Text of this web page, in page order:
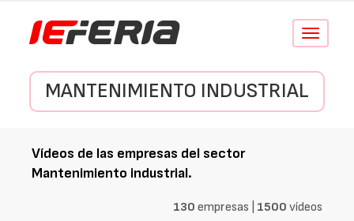
Conmutar
MANTENIMIENTO INDUSTRIAL
Vídeos de las empresas del sector
Mantenimiento industrial.
130 empresas | 1500 vídeos